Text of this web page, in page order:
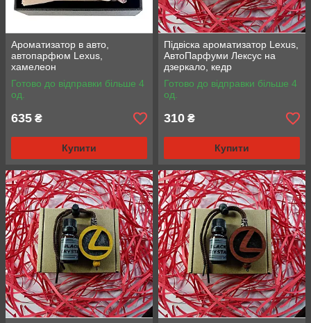
Ароматизатор в авто,
автопарфюм Lexus,
хамелеон
Готово до відправки більше 4
од.
635 ₴
Купити
Підвіска ароматизатор Lexus,
АвтоПарфуми Лексус на
дзеркало, кедр
Готово до відправки більше 4
од.
310 ₴
Купити